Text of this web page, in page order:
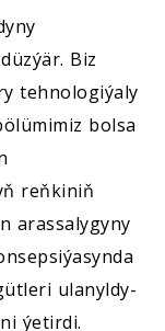
Biz
tehnologiýaly
bolsa
reňkiniň
arassalygyny
ulanyldy-
ýetirdi.